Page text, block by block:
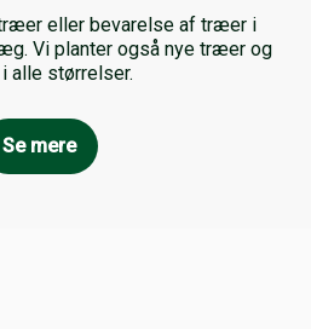
eller bevarelse af træer i
Vi planter også nye træer og
alle størrelser.
Se mere